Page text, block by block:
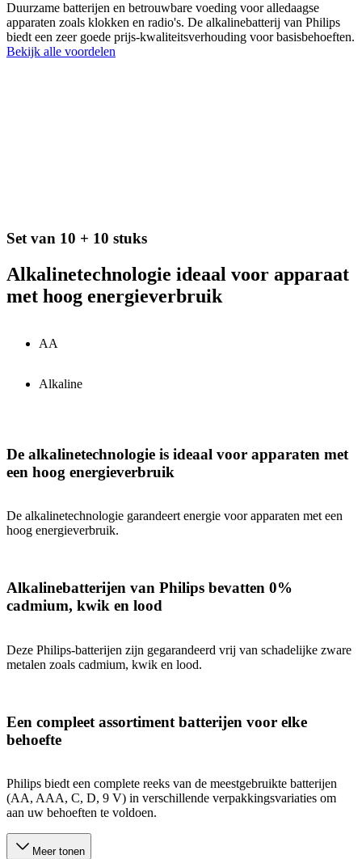
Duurzame batterijen en betrouwbare voeding voor alledaagse
apparaten zoals klokken en radio's. De alkalinebatterij van Philips
biedt een zeer goede prijs-kwaliteitsverhouding voor basisbehoeften.
Bekijk alle voordelen
Set van 10 + 10 stuks
Alkalinetechnologie ideaal voor apparaat
met hoog energieverbruik
AA
Alkaline
De alkalinetechnologie is ideaal voor apparaten met
een hoog energieverbruik
De alkalinetechnologie garandeert energie voor apparaten met een
hoog energieverbruik.
Alkalinebatterijen van Philips bevatten 0%
cadmium, kwik en lood
Deze Philips-batterijen zijn gegarandeerd vrij van schadelijke zware
metalen zoals cadmium, kwik en lood.
Een compleet assortiment batterijen voor elke
behoefte
Philips biedt een complete reeks van de meestgebruikte batterijen
(AA, AAA, C, D, 9 V) in verschillende verpakkingsvariaties om
aan uw behoeften te voldoen.
Meer tonen